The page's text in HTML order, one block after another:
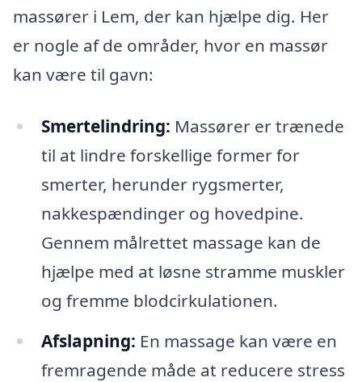
massører i Lem, der kan hjælpe dig. Her
er nogle af de områder, hvor en massør
kan være til gavn:
Smertelindring: Massører er trænede
til at lindre forskellige former for
smerter, herunder rygsmerter,
nakkespændinger og hovedpine.
Gennem målrettet massage kan de
hjælpe med at løsne stramme muskler
og fremme blodcirkulationen.
Afslapning: En massage kan være en
fremragende måde at reducere stress